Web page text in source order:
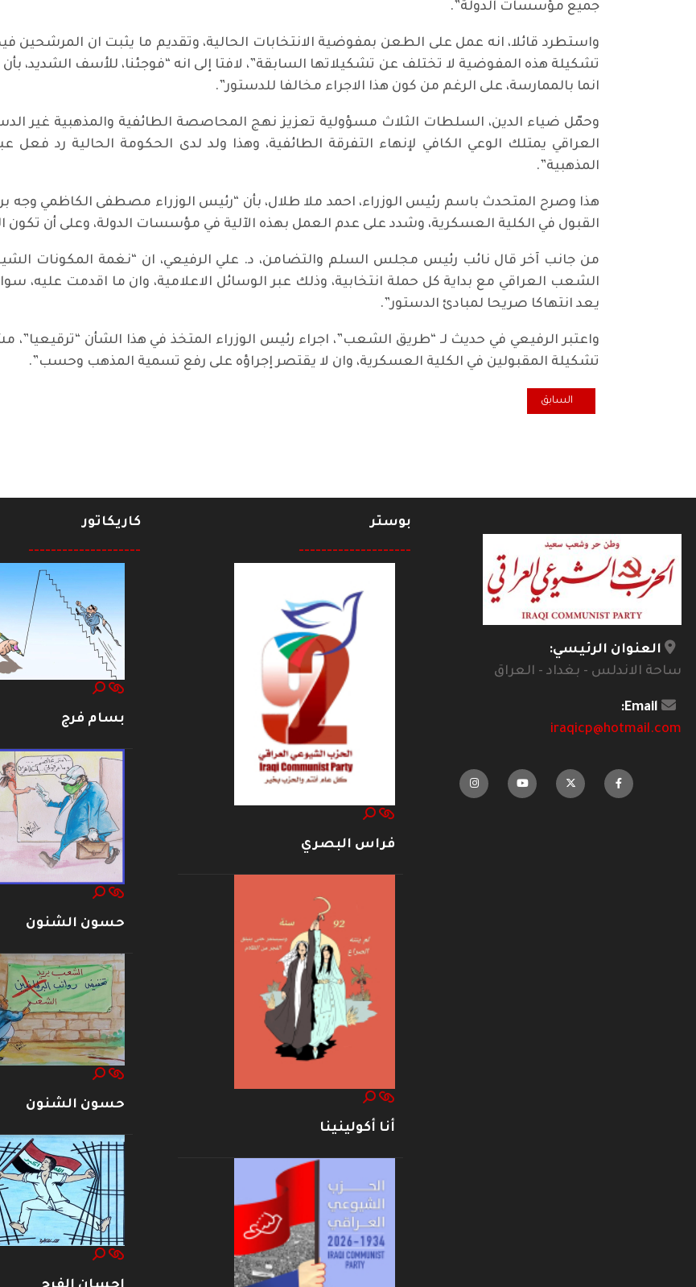
جميع مؤسسات الدولة”.
واستطرد قائلا، انه عمل على الطعن بمفوضية الانتخابات الحالية، وتقديم ما يثبت ان المرشحين
تشكيلة هذه المفوضية لا تختلف عن تشكيلاتها السابقة”، لافتا إلى انه “فوجئنا، للأسف الشديد،
انما بالممارسة، على الرغم من كون هذا الاجراء مخالفا للدستور”.
وحمّل ضياء الدين، السلطات الثلاث مسؤولية تعزيز نهج المحاصصة الطائفية والمذهبية غير
العراقي يمتلك الوعي الكافي لإنهاء التفرقة الطائفية، وهذا ولد لدى الحكومة الحالية رد فعل
المذهبية”.
هذا وصرح المتحدث باسم رئيس الوزراء، احمد ملا طلال، بأن “رئيس الوزراء مصطفى الكاظمي وجه
القبول في الكلية العسكرية، وشدد على عدم العمل بهذه الآلية في مؤسسات الدولة، وعلى أن تكون
من جانب آخر قال نائب رئيس مجلس السلم والتضامن، د. علي الرفيعي، ان “نغمة المكونات
الشعب العراقي مع بداية كل حملة انتخابية، وذلك عبر الوسائل الاعلامية، وان ما اقدمت عليه،
يعد انتهاكا صريحا لمبادئ الدستور”.
واعتبر الرفيعي في حديث لـ “طريق الشعب”، اجراء رئيس الوزراء المتخذ في هذا الشأن “ترقيعيا”،
تشكيلة المقبولين في الكلية العسكرية، وان لا يقتصر إجراؤه على رفع تسمية المذهب وحسب”.
المقال السابق: في بريطانيا .. حفل تأبيني للرفيق الراحل عبد الحسين جاسم (ابو عبد)
السابق
العنوان الرئيسي:
ساحة الاندلس - بغداد - العراق
Email:
iraqicp@hotmail.com
بوستر
--------------------
فراس البصري
أنا أكولينينا
كاريكاتور
--------------------
بسام فرج
حسون الشنون
حسون الشنون